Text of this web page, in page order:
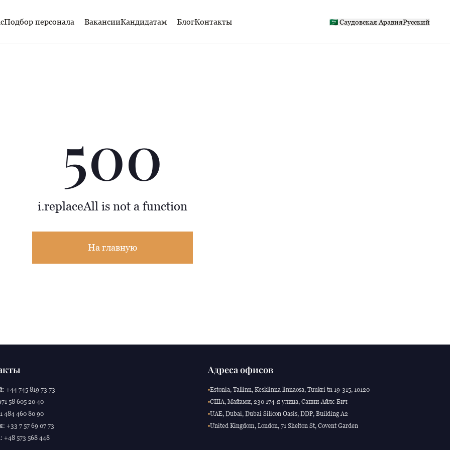
Подбор персонала ВакансииКандидатам БлогКонтакты 🇸🇦 Саудовская АравияРусский
500
i.replaceAll is not a function
На главную
+44 745 819 73 73
58 605 20 40
484 460 80 90
+33 7 57 69 07 73
+48 573 568 448
Адреса офисов
Estonia, Tallinn, Kesklinna linnaosa, Tuukri tn 19-315, 10120
США, Майами, 230 174-я улица, Санни-Айлс-Бич
UAE, Dubai, Dubai Silicon Oasis, DDP, Building A2
United Kingdom, London, 71 Shelton St, Covent Garden